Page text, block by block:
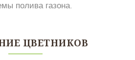
полива газона.
ЦВЕТНИКОВ